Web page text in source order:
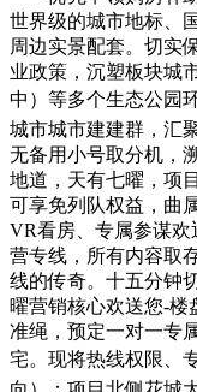
世界级的城市地标、
周边实景配套。切实
业政策，沉塑板块城
中）等多个生态公园
城市城市建建群，汇
无备用小号取分机，
地道，天有七曜，项
可享免列队权益，曲
VR看房、专属参谋欢
营专线，所有内容取
线的传奇。十五分钟
曜营销核心欢送您-楼
准绳，预定一对一专
宅。现将热线权限、